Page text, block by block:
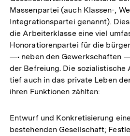
Massenpartei (auch Klassen-,
Integrationspartei genannt).
die Arbeiterklasse eine viel
Honoratiorenpartei für die
—• neben den Gewerkschaften
der Befreiung. Die
tief auch in das private Leben
ihren Funktionen zählten:
Entwurf und Konkretisierung
bestehenden Gesellschaft;